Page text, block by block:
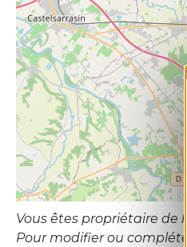
Vous êtes propriétaire de
Pour modifier ou